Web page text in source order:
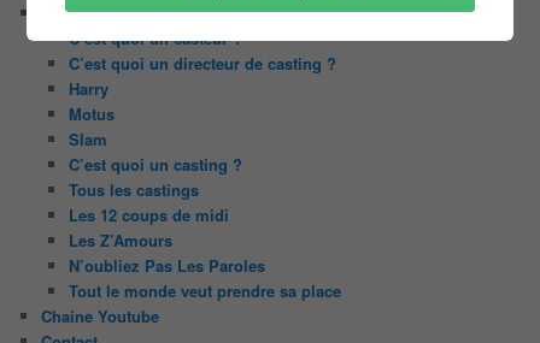
Castings
C’est quoi un casteur ?
C’est quoi un directeur de casting ?
Harry
Motus
Slam
C’est quoi un casting ?
Tous les castings
Les 12 coups de midi
Les Z’Amours
N’oubliez Pas Les Paroles
Tout le monde veut prendre sa place
Chaine Youtube